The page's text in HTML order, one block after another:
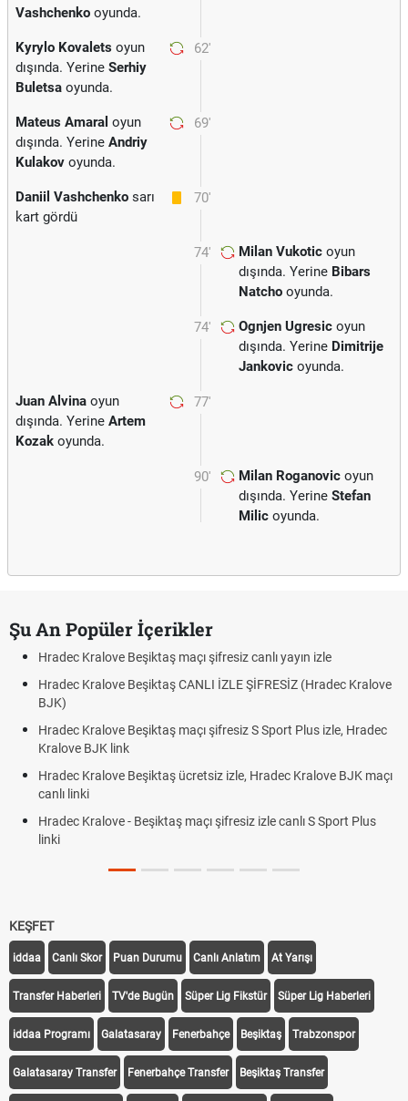
Vashchenko oyunda.
62'
Kyrylo Kovalets oyun
dışında. Yerine Serhiy
Buletsa oyunda.
69'
Mateus Amaral oyun
dışında. Yerine Andriy
Kulakov oyunda.
70'
Daniil Vashchenko sarı
kart gördü
74' Milan Vukotic oyun
dışında. Yerine Bibars
Natcho oyunda.
74' Ognjen Ugresic oyun
dışında. Yerine Dimitrije
Jankovic oyunda.
77'
Juan Alvina oyun
dışında. Yerine Artem
Kozak oyunda.
90' Milan Roganovic oyun
dışında. Yerine Stefan
Milic oyunda.
Şu An Popüler İçerikler
Hradec Kralove Beşiktaş maçı şifresiz canlı yayın izle
Hradec Kralove Beşiktaş CANLI İZLE ŞİFRESİZ (Hradec Kralove
BJK)
Hradec Kralove Beşiktaş maçı şifresiz S Sport Plus izle, Hradec
Kralove BJK link
Hradec Kralove Beşiktaş ücretsiz izle, Hradec Kralove BJK maçı
canlı linki
Hradec Kralove - Beşiktaş maçı şifresiz izle canlı S Sport Plus
linki
KEŞFET
iddaa Canlı Skor Puan Durumu Canlı Anlatım At Yarışı
Transfer Haberleri TV'de Bugün Süper Lig Fikstür Süper Lig Haberleri
iddaa Programı Galatasaray Fenerbahçe Beşiktaş Trabzonspor
Galatasaray Transfer Fenerbahçe Transfer Beşiktaş Transfer